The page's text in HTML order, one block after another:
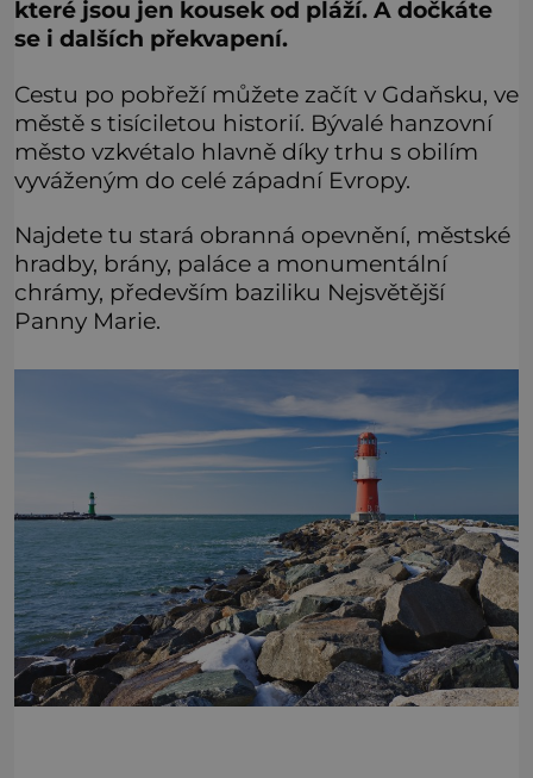
které jsou jen kousek od pláží. A dočkáte
se i dalších překvapení.
Cestu po pobřeží můžete začít v Gdaňsku, ve
městě s tisíciletou historií. Bývalé hanzovní
město vzkvétalo hlavně díky trhu s obilím
vyváženým do celé západní Evropy.
Najdete tu stará obranná opevnění, městské
hradby, brány, paláce a monumentální
chrámy, především baziliku Nejsvětější
Panny Marie.